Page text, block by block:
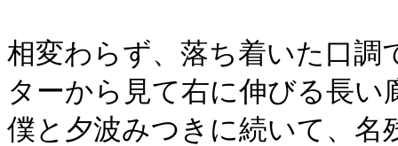
相変わらず、落ち着いた口調
ターから見て右に伸びる長い
僕と夕波みつきに続いて、名